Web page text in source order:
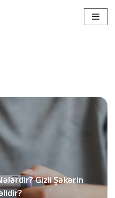
Gizli Şəkərin